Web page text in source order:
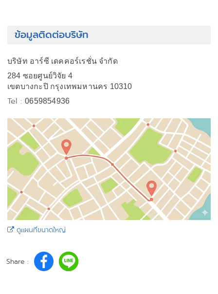
ข้อมูลติดต่อบริษัท
บริษัท อาร์ซี เดคคอร์เรชั่น จำกัด
284 ซอยศูนย์วิจัย 4
เขตบางกะปิ กรุงเทพมหานคร 10310
Tel :0659854936
ดูแผนที่ขนาดใหญ่
Share :